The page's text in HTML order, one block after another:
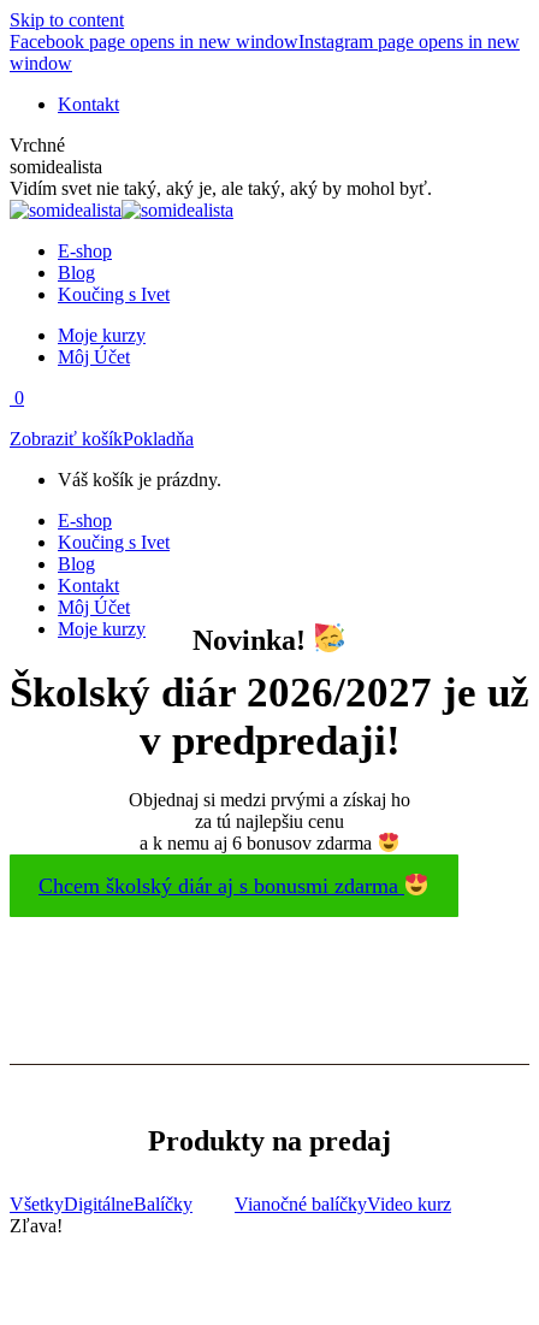
Skip to content
Facebook page opens in new windowInstagram page opens in new
window
Kontakt
Vrchné
somidealista
Vidím svet nie taký, aký je, ale taký, aký by mohol byť.
E-shop
Blog
Koučing s Ivet
Moje kurzy
Môj Účet
0
Zobraziť košíkPokladňa
Váš košík je prázdny.
E-shop
Koučing s Ivet
Blog
Kontakt
Môj Účet
Moje kurzy
Novinka!
Školský diár 2026/2027 je už
v predpredaji!
Objednaj si medzi prvými a získaj ho
za tú najlepšiu cenu
a k nemu aj 6 bonusov zdarma
Chcem školský diár aj s bonusmi zdarma
Produkty na predaj
VšetkyDigitálneBalíčky Vianočné balíčkyVideo kurz
Zľava!